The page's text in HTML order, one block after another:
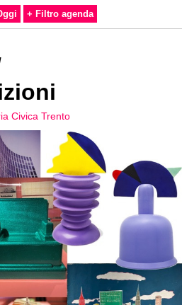
+ Filtro agenda
Civica Trento